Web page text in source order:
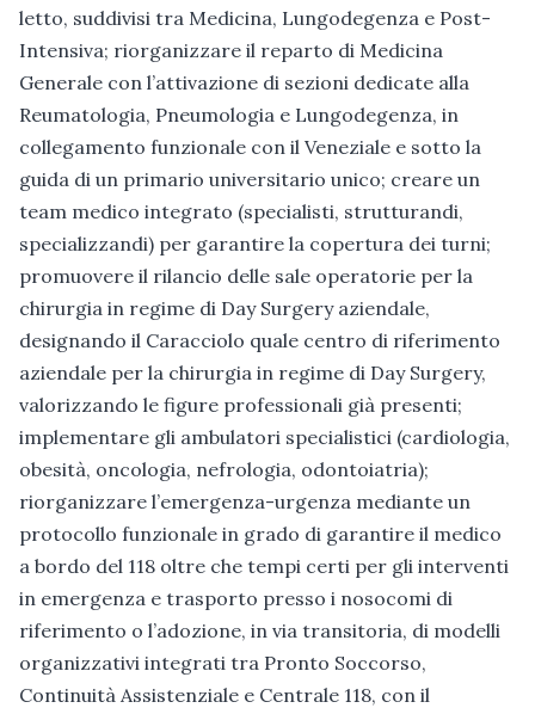
letto, suddivisi tra Medicina, Lungodegenza e Post-
Intensiva; riorganizzare il reparto di Medicina
Generale con l’attivazione di sezioni dedicate alla
Reumatologia, Pneumologia e Lungodegenza, in
collegamento funzionale con il Veneziale e sotto la
guida di un primario universitario unico; creare un
team medico integrato (specialisti, strutturandi,
specializzandi) per garantire la copertura dei turni;
promuovere il rilancio delle sale operatorie per la
chirurgia in regime di Day Surgery aziendale,
designando il Caracciolo quale centro di riferimento
aziendale per la chirurgia in regime di Day Surgery,
valorizzando le figure professionali già presenti;
implementare gli ambulatori specialistici (cardiologia,
obesità, oncologia, nefrologia, odontoiatria);
riorganizzare l’emergenza-urgenza mediante un
protocollo funzionale in grado di garantire il medico
a bordo del 118 oltre che tempi certi per gli interventi
in emergenza e trasporto presso i nosocomi di
riferimento o l’adozione, in via transitoria, di modelli
organizzativi integrati tra Pronto Soccorso,
Continuità Assistenziale e Centrale 118, con il